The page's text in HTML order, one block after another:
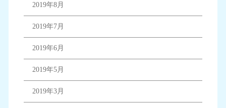
2019年8月
2019年7月
2019年6月
2019年5月
2019年3月